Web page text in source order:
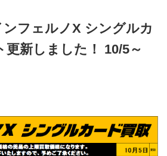
フェルノX シングルカ
更新しました！ 10/5～